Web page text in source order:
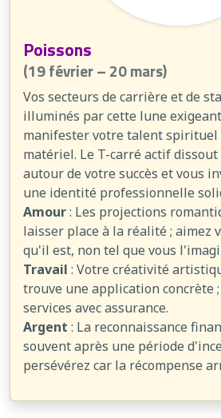
Poissons
(19 février – 20 mars)
Vos secteurs de carrière et de
illuminés par cette lune
manifester votre talent spirituel
matériel. Le T-carré actif
autour de votre succès et vous
une identité professionnelle
Amour: Les projections
laisser place à la réalité ; aimez
qu'il est, non tel que vous
Travail : Votre créativité
trouve une application concrète
services avec assurance.
Argent : La reconnaissance
souvent après une période
persévérez car la récompense